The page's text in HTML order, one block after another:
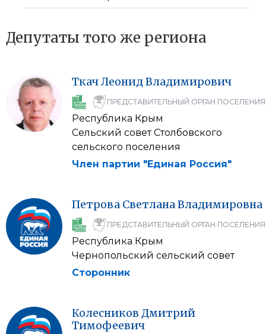
Депутаты того же региона
ТкачЛеонидВладимирович
ПРЕДСТАВИТЕЛЬНЫЙ ОРГАН ПОСЕЛЕНИЯ
Республика Крым
Сельский совет Столбовского
сельского поселения
Член партии "Единая Россия"
Петрова СветланаВладимировна
ПРЕДСТАВИТЕЛЬНЫЙ ОРГАН ПОСЕЛЕНИЯ
Республика Крым
Чернопольский сельский совет
Сторонник
Колесников Дмитрий
Тимофеевич